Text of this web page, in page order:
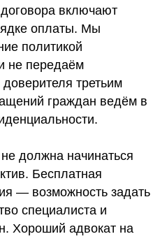
включают
оплаты. Мы
политикой
не передаём
третьим
граждан ведём в
должна начинаться
Бесплатная
— возможность задать
специалиста и
Хороший адвокат на